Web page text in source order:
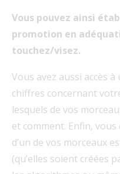
Vous pouvez ainsi
promotion en a
touchez/visez.
Vous avez aussi accès
chiffres concernant
lesquels de vos
et comment. Enfin, vous
d’un de vos morceaux
(qu’elles soient créées